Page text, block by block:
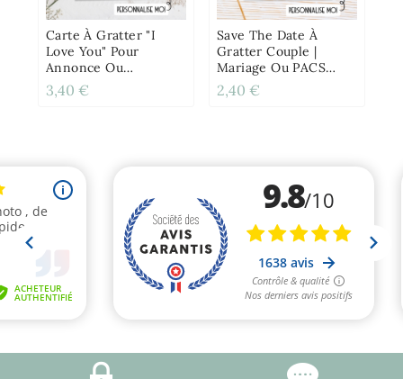
Carte À Gratter "I
Love You" Pour
Annonce Ou
Demande Originale
3,40 €
Save The Date À
Gratter Couple |
Mariage Ou PACS
Personnalisée Cœur
2,40 €